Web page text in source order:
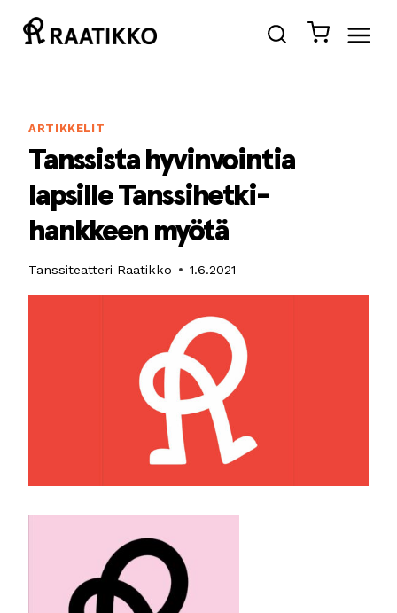
sisältöön
ARTIKKELIT
Tanssista hyvinvointia
lapsille Tanssihetki-
hankkeen myötä
Tanssiteatteri Raatikko 1.6.2021